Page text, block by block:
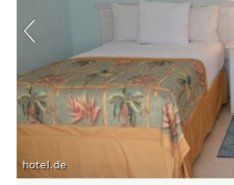
hotel.de